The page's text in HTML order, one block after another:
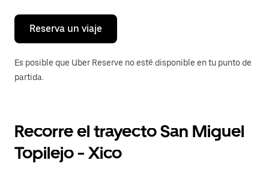
el
calendario.
Reserva un viaje
Es posible que Uber Reserve no esté disponible en tu punto de
partida.
Recorre el trayecto San Miguel
Topilejo - Xico